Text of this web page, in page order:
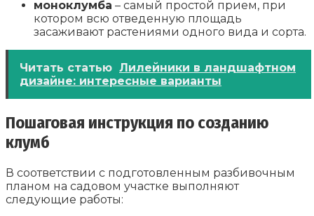
моноклумба – самый простой прием, при
котором всю отведенную площадь
засаживают растениями одного вида и сорта.
Читать статью Лилейники в ландшафтном
дизайне: интересные варианты
Пошаговая инструкция по созданию
клумб
В соответствии с подготовленным разбивочным
планом на садовом участке выполняют
следующие работы: